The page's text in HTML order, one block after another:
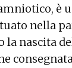
è
nella
la nascita